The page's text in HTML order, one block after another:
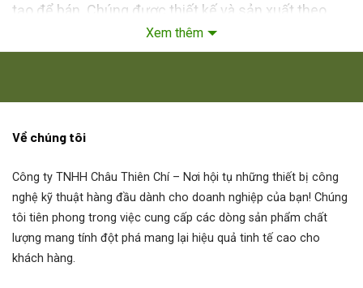
tạo để bán. Chúng được thiết kế và sản xuất theo
thông số kỹ thuật của khách hàng. Tất cả các thiết
kế động cơ và máy phát điện Ansaldo Sistemi
được phát triển bằng các phương pháp kỹ thuật hiện
nhân viên kỹ thuật của chúng tôi cấu hình hiệu quả
máy phù hợp với nhu cầu của khách hàng. Máy của
chúng tôi cung cấp hiệu suất đáng tin cậy trong toàn
bộ vòng đời của chúng.
Đại lý Động Cơ – Motor DC Ansaldo
Xem thêm
Về chúng tôi
Công ty TNHH Châu Thiên Chí– Nơi hội tụ những thiết bị công
nghệ kỹ thuật hàng đầu dành cho doanh nghiệp của bạn! Chúng
tôi tiên phong trong việc cung cấp các dòng sản phẩm chất
lượng mang tính đột phá mang lại hiệu quả tinh tế cao cho
khách hàng.